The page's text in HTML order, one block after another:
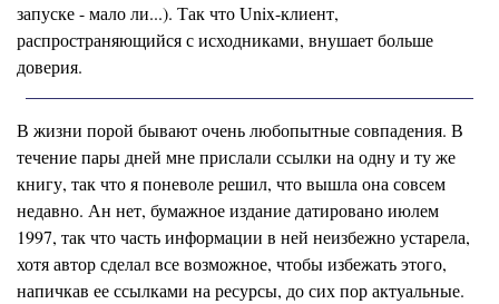
запуске - мало ли...). Так что Unix-клиент,
распространяющийся с исходниками, внушает больше
доверия.
В жизни порой бывают очень любопытные совпадения. В
течение пары дней мне прислали ссылки на одну и ту же
книгу, так что я поневоле решил, что вышла она совсем
недавно. Ан нет, бумажное издание датировано июлем
1997, так что часть информации в ней неизбежно устарела,
хотя автор сделал все возможное, чтобы избежать этого,
напичкав ее ссылками на ресурсы, до сих пор актуальные.